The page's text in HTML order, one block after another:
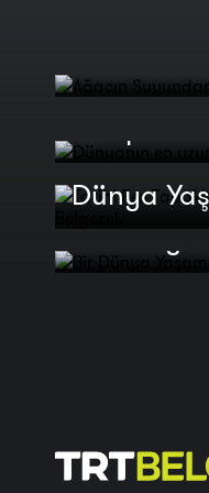
Tarihi Fes
Dünya
Bir Dünya